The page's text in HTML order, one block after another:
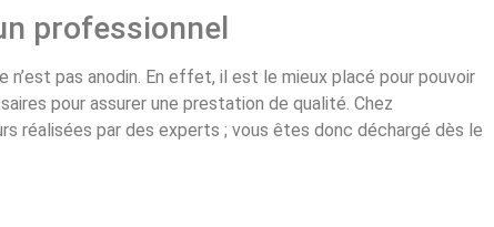
professionnel
pas anodin. En effet, il est le mieux placé pour pouvoir
pour assurer une prestation de qualité. Chez
réalisées par des experts ; vous êtes donc déchargé dès le